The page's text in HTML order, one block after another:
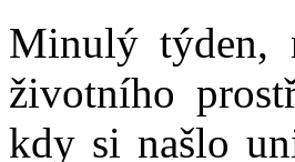
Minulý týden,
životního
kdy si našlo